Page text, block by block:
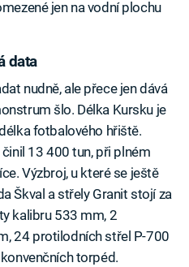
jen na vodní plochu
data
nudně, ale přece jen dává
šlo. Délka Kursku je
fotbalového hřiště.
13 400 tun, při plném
Výzbroj, u které se ještě
Škval a střely Granit stojí za
kalibru 533 mm, 2
24 protilodních střel P-700
torpéd.